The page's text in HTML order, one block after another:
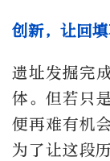
创新，让回
遗址发掘完
体。但若只
便再难有机
为了让这段